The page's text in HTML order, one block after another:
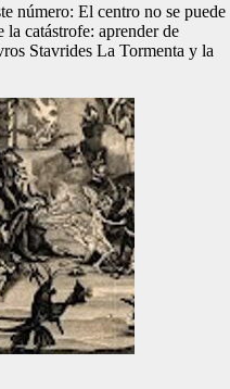
número: El centro no se puede
catástrofe: aprender de
Stavrides La Tormenta y la